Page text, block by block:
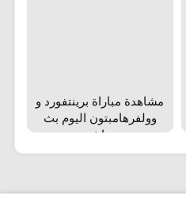
مشاهدة مباراة برينتفورد و
وولفرهامبتون اليوم بث
مباشر